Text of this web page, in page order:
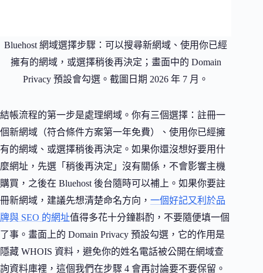
Bluehost 網域選擇步驟：可以搜尋新網域、使用你已經
擁有的網域，或選擇稍後再決定；畫面中的 Domain
Privacy 預設會勾選。截圖日期 2026 年 7 月。
結帳流程的第一步是處理網域。你有三個選擇：註冊一
個新網域（符合條件方案第一年免費）、使用你已經擁
有的網域、或選擇稍後再決定。如果你還沒想好要用什
麼網址，先選「稍後再決定」沒有關係，不會影響主機
購買，之後在 Bluehost 後台隨時可以補上。如果你要註
冊新網域，建議先想清楚命名方向， 一個好記又利於品
牌與 SEO 的網址值得多花十分鐘斟酌，不要隨便填一個
了事。畫面上的 Domain Privacy 預設勾選，它的作用是
隱藏 WHOIS 資料，避免你的姓名電話被公開在網域查
詢資料庫裡，這個我們在步驟 4 會再討論要不要保留。